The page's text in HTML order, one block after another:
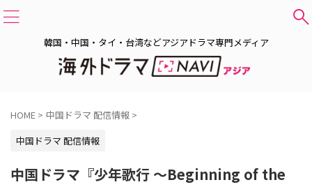
韓国・中国・タイ・台湾などアジアドラマ専門メディア
HOME > 中国ドラマ 配信情報 >
中国ドラマ 配信情報
中国ドラマ『少年歌行 ～Beginning of the